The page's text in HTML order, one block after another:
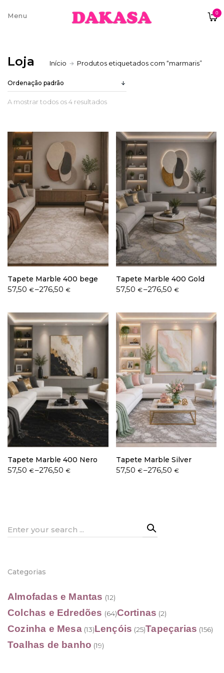
0
Sobre nós
Trocas e Devoluções
Termos e condições
Livro de Reclamações
Loja Início Produtos etiquetados com “marmaris”
A mostrar todos os 4 resultados
Tapete Marble 400 bege
57,50 €–276,50€
Price
through
276,50 €
Tapete Marble 400 Gold
57,50 €–276,50 €
Price
through
276,50 €
Tapete Marble 400 Nero
57,50 €–276,50€
Price
Tapete Marble Silver
57,50 €–276,50 €
Price
Search
Categorias
Almofadas e Mantas (12)
Colchas e Edredões (64)Cortinas (2)
Cozinha e Mesa (13)Lençóis (25)Tapeçarias (156)
Toalhas de banho (19)